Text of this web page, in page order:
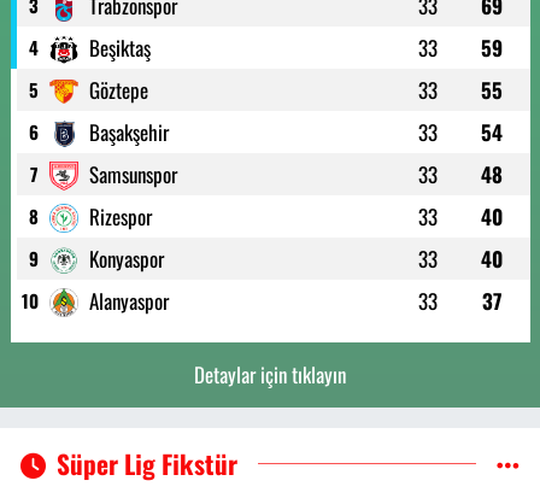
4 Beşiktaş 33 59
5 Göztepe 33 55
6 Başakşehir 33 54
7 Samsunspor 33 48
8 Rizespor 33 40
9 Konyaspor 33 40
10 Alanyaspor 33 37
Detaylar için tıklayın
Süper Lig Fikstür